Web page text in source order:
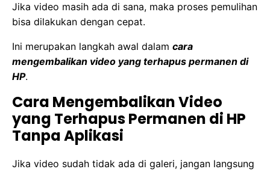
Jika video masih ada di sana, maka proses pemulihan
bisa dilakukan dengan cepat.
Ini merupakan langkah awal dalam cara
mengembalikan video yang terhapus permanen di
HP.
Cara Mengembalikan Video
yang Terhapus Permanen di HP
Tanpa Aplikasi
Jika video sudah tidak ada di galeri, jangan langsung